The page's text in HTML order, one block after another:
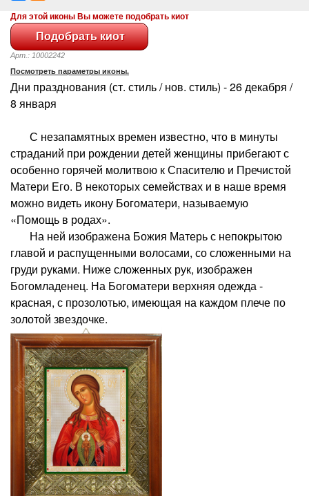
Для этой иконы Вы можете подобрать киот
Арт.: 10002242
Посмотреть параметры иконы.
Дни празднования (ст. стиль / нов. стиль) - 26 декабря /
8 января
С незапамятных времен известно, что в минуты
страданий при рождении детей женщины прибегают с
особенно горячей молитвою к Спасителю и Пречистой
Матери Его. В некоторых семействах и в наше время
можно видеть икону Богоматери, называемую
«Помощь в родах».
На ней изображена Божия Матерь с непокрытою
главой и распущенными волосами, со сложенными на
груди руками. Ниже сложенных рук, изображен
Богомладенец. На Богоматери верхняя одежда -
красная, с прозолотью, имеющая на каждом плече по
золотой звездочке.